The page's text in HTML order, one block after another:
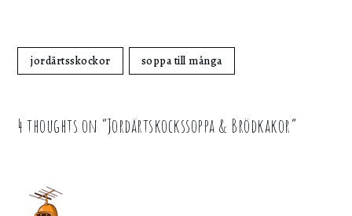
jordärtsskockor soppa till många
4 thoughts on “Jordärtskockssoppa & Brödkakor”